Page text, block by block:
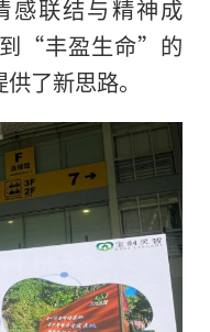
感联结与精神成
“丰盈生命”的
了新思路。